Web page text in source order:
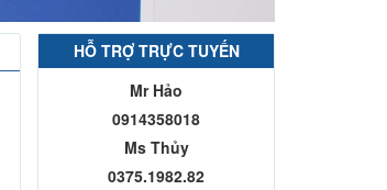
HỖ TRỢ TRỰC TUYẾN
Mr Hảo
0914358018
Ms Thủy
0375.1982.82